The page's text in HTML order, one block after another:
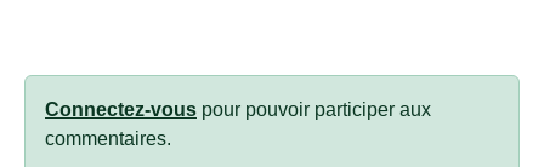
Connectez-vous pour pouvoir participer aux
commentaires.